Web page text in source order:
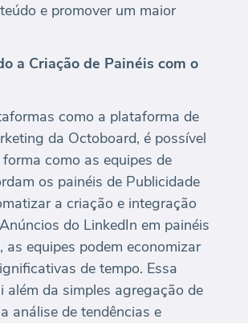
e promover um maior
a Criação de Painéis com o
como a plataforma de
da Octoboard, é possível
como as equipes de
os painéis de Publicidade
a criação e integração
do LinkedIn em painéis
as equipes podem economizar
de tempo. Essa
além da simples agregação de
análise de tendências e